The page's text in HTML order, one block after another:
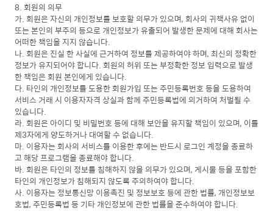
8. 회원의 의무
가. 회원은 자신의 개인정보를 보호할 의무가 있으며, 회사의 귀책사유 없이
또는 본인의 부주의 등으로 개인정보가 유출되어 발생한 문제에 대해 회사는
어떠한 책임을 지지 않습니다.
나. 회원은 진실 한 사실에 근거하여 정보를 제공하여야 하며, 최신의 정확한
정보가 유지되어야 합니다. 회원의 허위 또는 부정확한 정보 입력으로 발생
한 책임은 회원 본인에게 있습니다.
다. 타인의 개인정보를 도용한 회원가입 또는 주민등록번호 등을 도용하여
서비스 거래 시 이용자자격 상실과 함께 주민등록법에 의거하여 처벌될 수
있습니다.
라. 회원은 아이디 및 비밀번호 등에 대해 보안을 유지할 책임이 있으며, 이를
제3자에게 양도하거나 대여할 수 없습니다.
마. 이용자는 회사의 서비스를 이용한 후에는 반드시 로그인 계정을 종료하
고 해당 프로그램을 종료해야 합니다.
바. 회원은 타인의 정보를 침해하지 않을 의무가 있으며, 게시물 등을 포함한
타인의 개인정보가 침해되지 않도록 주의하여야 합니다.
사. 이용자는 정보통신망 이용촉진 및 정보보호 등에 관한 법률, 개인정보보
호법, 주민등록법 등 기타 개인정보에 관한 법률을 준수하여야 합니다.